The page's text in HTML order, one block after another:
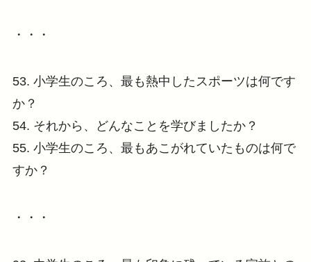
・・・
53. 小学生のころ、最も熱中したスポーツは何です
か？
54. それから、どんなことを学びましたか？
55. 小学生のころ、最もあこがれていたものは何で
すか？
・・・